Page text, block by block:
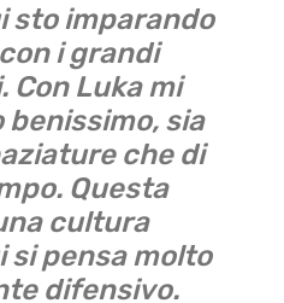
sto imparando
i grandi
Con Luka mi
sia
che di
Questa
cultura
si pensa molto
difensivo.